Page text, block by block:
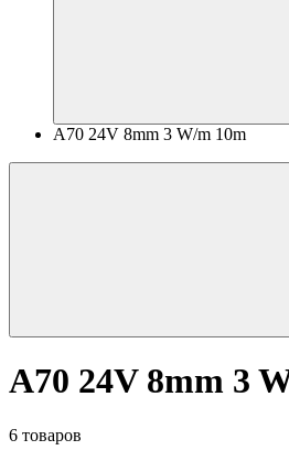
A70 24V 8mm 3 W/m 10m
A70 24V 8mm 3
6 товаров